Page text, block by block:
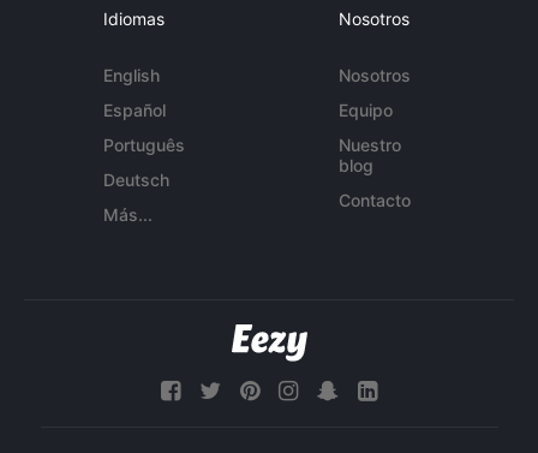
Idiomas
English
Español
Português
Deutsch
Más...
Nosotros
Nosotros
Equipo
Nuestro
blog
Contacto